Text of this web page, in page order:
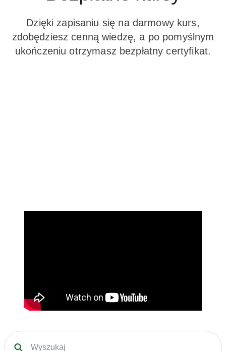
Dzięki zapisaniu się na darmowy kurs,
zdobędziesz cenną wiedzę, a po pomyślnym
ukończeniu otrzymasz bezpłatny certyfikat.